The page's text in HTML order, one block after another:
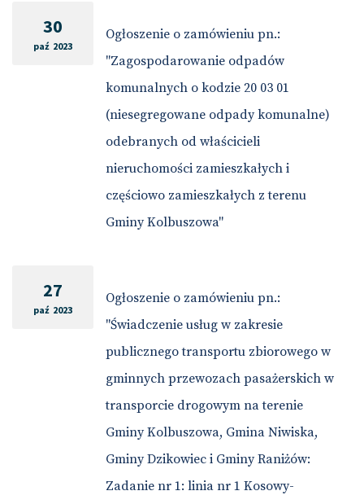
30
paź 2023
Ogłoszenie o zamówieniu pn.:
"Zagospodarowanie odpadów
komunalnych o kodzie 20 03 01
(niesegregowane odpady komunalne)
odebranych od właścicieli
nieruchomości zamieszkałych i
częściowo zamieszkałych z terenu
Gminy Kolbuszowa"
27
paź 2023
Ogłoszenie o zamówieniu pn.:
"Świadczenie usług w zakresie
publicznego transportu zbiorowego w
gminnych przewozach pasażerskich w
transporcie drogowym na terenie
Gminy Kolbuszowa, Gmina Niwiska,
Gminy Dzikowiec i Gminy Raniżów:
Zadanie nr 1: linia nr 1 Kosowy-